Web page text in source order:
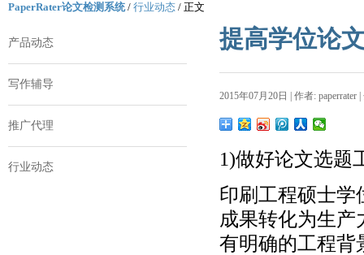
PaperRater论文检测系统/ 行业动态 / 正文
产品动态
写作辅导
推广代理
行业动态
提高学位论
2015年07月20日 | 作者: paperrater
1)做好论文选题
印刷工程硕士学
成果转化为生
有明确的工程背